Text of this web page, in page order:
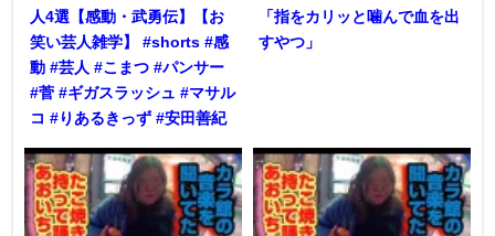
人4選【感動・武勇伝】【お
笑い芸人雑学】 #shorts #感
動 #芸人 #こまつ #パンサー
#菅 #ギガスラッシュ #マサル
コ #りあるきっず #安田善紀
「指をカリッと噛んで血を出
すやつ」